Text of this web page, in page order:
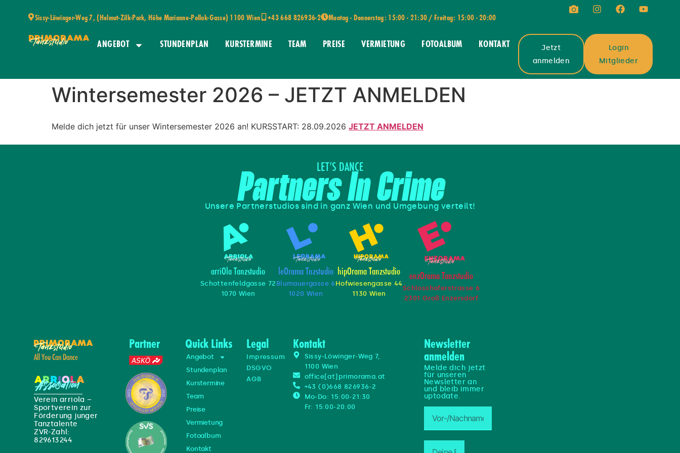
Sissy-Löwinger-Weg 7, (Helmut-Zilk-Park, Höhe Marianne-Pollak-Gasse) 1100 Wien +43 668 826936-2 Montag - Donnerstag: 15:00 - 21:30 / Freitag: 15:00 - 20:00
ANGEBOT STUNDENPLAN KURSTERMINE TEAM PREISE VERMIETUNG FOTOALBUM KONTAKT
Jetzt
anmelden
Login
Mitglieder
Wintersemester 2026 – JETZT ANMELDEN
Melde dich jetzt für unser Wintersemester 2026 an! KURSSTART: 28.09.2026 JETZT ANMELDEN
LET’S DANCE
Partners In Crime
Unsere Partnerstudios sind in ganz Wien und Umgebung verteilt!
arriOla Tanzstudio
Schottenfeldgasse 72
1070 Wien
leOrama Tnzstudio
Blumauergasse 6
1020 Wien
hipOrama Tanzstudio
Hofwiesengasse 44
1130 Wien
enzOrama Tanzstudio
Schlosshoferstrasse 6
2301 Groß Enzersdorf
All You Can Dance
Verein arriola –
Sportverein zur
Förderung junger
Tanztalente
ZVR-Zahl:
829613244
Partner Quick Links
Angebot
Stundenplan
Kurstermine
Team
Preise
Vermietung
Fotoalbum
Kontakt
Legal
Impressum
DSGVO
AGB
Kontakt
Sissy-Löwinger-Weg 7,
1100 Wien
office[at]primorama.at
+43 (0)668 826936-2
Mo-Do: 15:00-21:30
Fr: 15:00-20:00
Newsletter
anmelden
Melde dich jetzt
für unseren
Newsletter an
und bleib immer
uptodate.